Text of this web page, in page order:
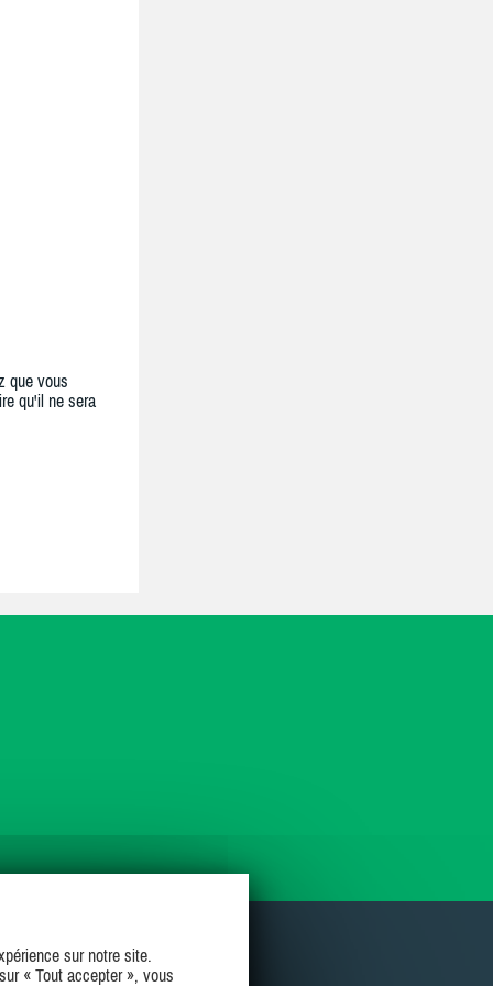
que vous
qu'il ne sera
sur notre site.
« Tout accepter », vous